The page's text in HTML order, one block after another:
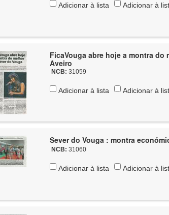
Adicionar à lista Adicionar à
FicaVouga abre hoje a montra do
Aveiro
NCB:31059
Adicionar à lista Adicionar à
Sever do Vouga : montra
NCB:31060
Adicionar à lista Adicionar à